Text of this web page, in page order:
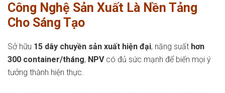
Công Nghệ Sản Xuất Là Nền Tảng
Cho Sáng Tạo
Sở hữu 15 dây chuyền sản xuất hiện đại, năng suất hơn
300 container/tháng, NPVcó đủ sức mạnh để biến mọi ý
tưởng thành hiện thực.